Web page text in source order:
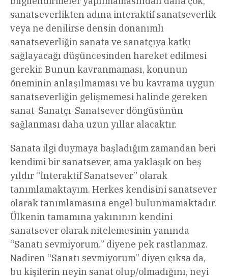
sanatseverlikten adına interaktif sanatseverlik
veya ne denilirse densin donanımlı
sanatseverliğin sanata ve sanatçıya katkı
sağlayacağı düşüncesinden hareket edilmesi
gerekir. Bunun kavranmaması, konunun
öneminin anlaşılmaması ve bu kavrama uygun
sanatseverliğin gelişmemesi halinde gereken
sanat-Sanatçı-Sanatsever döngüsünün
sağlanması daha uzun yıllar alacaktır.
Sanata ilgi duymaya başladığım zamandan beri
kendimi bir sanatsever, ama yaklaşık on beş
yıldır “İnteraktif Sanatsever” olarak
tanımlamaktayım. Herkes kendisini sanatsever
olarak tanımlamasına engel bulunmamaktadır.
Ülkenin tamamına yakınının kendini
sanatsever olarak nitelemesinin yanında
“Sanatı sevmiyorum.” diyene pek rastlanmaz.
Nadiren “Sanatı sevmiyorum” diyen çıksa da,
bu kişilerin neyin sanat olup/olmadığını, neyi